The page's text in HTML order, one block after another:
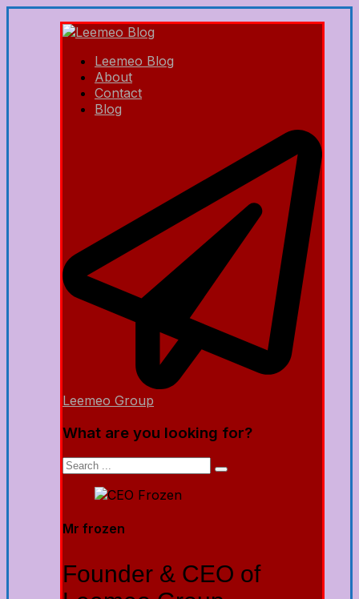
Leemeo Blog
About
Contact
Blog
Leemeo Group
What are you looking for?
Mr frozen
Founder & CEO of